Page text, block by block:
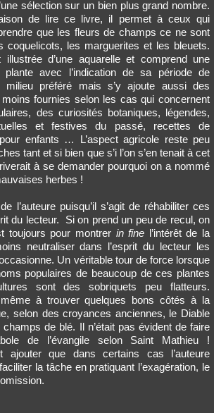
sélection sur un bien plus grand nombre.
de lire ce livre, il permet à ceux qui
que les fleurs de champs ce ne sont
coquelicots, les marguerites et les bleuets.
d’une aquarelle et comprend une
avec l’indication de sa période de
milieu préféré mais s’y ajoute aussi des
fournies selon les cas qui concernent
des curiosités botaniques, légendes,
et festives du passé, recettes de
enfants … L’aspect agricole reste peu
tant et si bien que s’i l’on s’en tenait à cet
à se demander pourquoi on a nommé
herbes !
l’auteure puisqu’il s’agit de réhabiliter ces
du lecteur. Si on prend un peu de recul, on
toujours pour montrer in fine l’intérêt de la
neutraliser dans l’esprit du lecteur les
Un véritable tour de force lorsque
populaires de beaucoup de ces plantes
sont des sobriquets peu flatteurs.
même à trouver quelques bons côtés à la
selon des croyances anciennes, le Diable
de blé. Il n’était pas évident de faire
de l’évangile selon Saint Mathieu !
ajouter que dans certains cas l’auteure
la tâche en pratiquant l’exagération, le